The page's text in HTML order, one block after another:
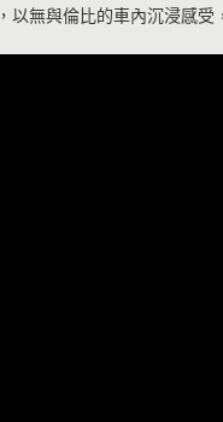
無與倫比的車內沉浸感受